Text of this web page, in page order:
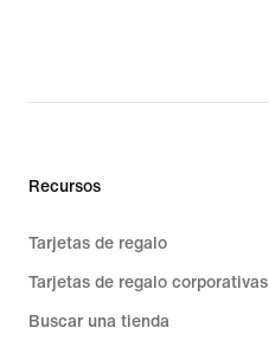
Recursos
Tarjetas de regalo
Tarjetas de regalo corporativas
Buscar una tienda